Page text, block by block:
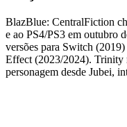
BlazBlue: CentralFiction
e ao PS4/PS3 em outubro
versões para Switch
Effect (2023/2024). Trinity
personagem desde Jubei,